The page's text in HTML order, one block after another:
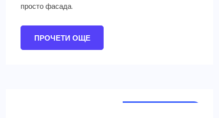
просто фасада.
ПРОЧЕТИ ОЩЕ